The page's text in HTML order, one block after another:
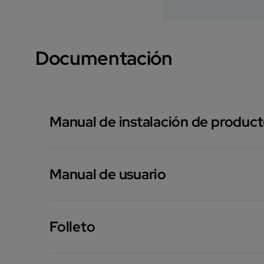
Documentación
Manual de instalación de
Manual de usuario
Folleto